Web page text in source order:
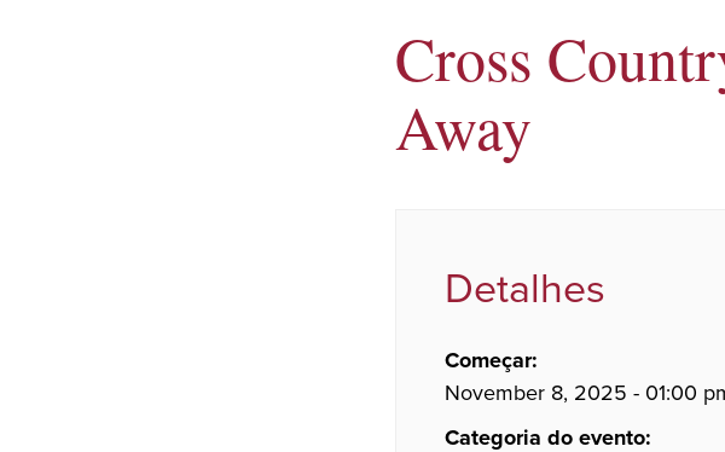
Cross
Away
Detalhes
Começar:
November 8, 2025 - 01:00
Categoria do evento: